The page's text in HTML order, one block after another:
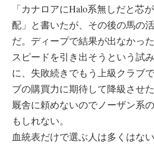
「カナロアにHalo系無しだと芯
配」と書いたが、その後の馬の
だ。ディープで結果が出なかっ
スピードを引き出そうという試
に、失敗続きでもう上級クラブ
ブの購買力に期待して降級させ
厩舎に頼めないのでノーザン系
もしれない。
血統表だけで選ぶ人は多くはな